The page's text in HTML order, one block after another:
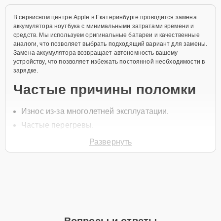
В сервисном центре Apple в Екатеринбурге проводится замена
аккумулятора ноутбука с минимальными затратами времени и
средств. Мы используем оригинальные батареи и качественные
аналоги, что позволяет выбрать подходящий вариант для замены.
Замена аккумулятора возвращает автономность вашему
устройству, что позволяет избежать постоянной необходимости в
зарядке.
Частые причины поломки
Износ из-за многолетней эксплуатации.
Частые перегревы.
Механические повреждения корпуса
Развернуть